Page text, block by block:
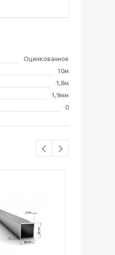
Оцинкованное
10м
1,8м
1,9мм
0